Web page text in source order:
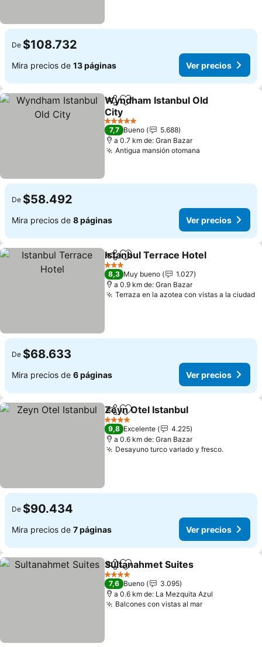
De $108.732
Mira precios de 13 páginas Ver precios
CompartirAgregar a favoritos
Wyndham Istanbul Old
City
Ver precios
5 Estrellas
7,7 Bueno
5.688
a 0.7 km de: Gran Bazar
Antigua mansión otomana
De $58.492
Mira precios de 8 páginas Ver precios
CompartirAgregar a favoritos
Istanbul Terrace Hotel
3 Estrellas
8,3 Muy bueno
1.027
a 0.9 km de: Gran Bazar
Terraza en la azotea con vistas a la ciudad
De $68.633
Mira precios de 6 páginas Ver precios
CompartirAgregar a favoritos
Zeyn Otel Istanbul
4 Estrellas
9,8 Excelente
4.225
a 0.6 km de: Gran Bazar
Desayuno turco variado y fresco.Ver
De $90.434
Mira precios de 7 páginas Ver precios
CompartirAgregar a favoritos
Sultanahmet Suites
4 Estrellas
7,6 Bueno
3.095
a 0.6 km de: La Mezquita Azul
Balcones con vistas al marVer precios